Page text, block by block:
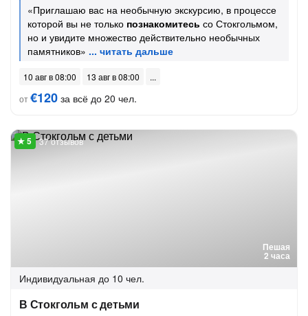
«Приглашаю вас на необычную экскурсию, в процессе
которой вы не только познакомитесь со Стокгольмом,
но и увидите множество действительно необычных
памятников»
10 авг в 08:00
13 авг в 08:00
от€120 за всё до 20 чел.
Пешая
2 часа
37 отзывов
Индивидуальная до 10 чел.
В Стокгольм с детьми